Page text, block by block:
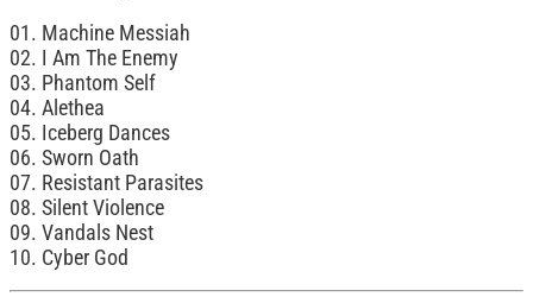
01. Machine Messiah
02. I Am The Enemy
03. Phantom Self
04. Alethea
05. Iceberg Dances
06. Sworn Oath
07. Resistant Parasites
08. Silent Violence
09. Vandals Nest
10. Cyber God